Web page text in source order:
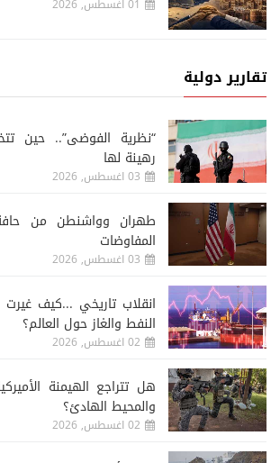
01 اغسطس, 2026
تقارير دولية
“نظرية الفوضى”.. حين
رهينة لها
03 اغسطس, 2026
طهران وواشنطن من
المفاوضات
03 اغسطس, 2026
انقلاب تاريخي ...كيف غيرت
النفط والغاز حول العالم؟
02 اغسطس, 2026
هل تتراجع الهيمنة
والمحيط الهادئ؟
02 اغسطس, 2026